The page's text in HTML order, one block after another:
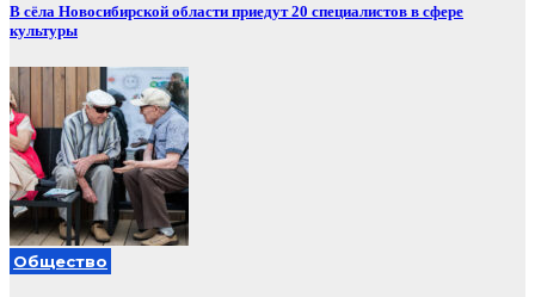
В сёла Новосибирской области приедут 20 специалистов в сфере
культуры
Общество